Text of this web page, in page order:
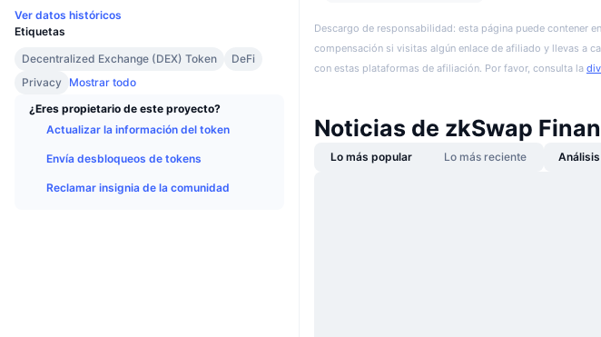
Ver datos históricos
Etiquetas
Decentralized Exchange (DEX) Token
DeFi
Privacy Mostrar todo
¿Eres propietario de este proyecto?
Actualizar la información del token
Envía desbloqueos de tokens
Reclamar insignia de la comunidad
Descargo de responsabilidad: esta página puede contener
compensación si visitas algún enlace de afiliado y llevas a
con estas plataformas de afiliación. Por favor, consulta la
Noticias de zkSwap
Lo más popular Lo más reciente